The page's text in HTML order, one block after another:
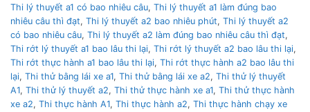
Thi lý thuyết a1 có bao nhiêu câu, Thi lý thuyết a1 làm đúng bao
nhiêu câu thì đạt, Thi lý thuyết a2 bao nhiêu phút, Thi lý thuyết a2
có bao nhiêu câu, Thi lý thuyết a2 làm đúng bao nhiêu câu thì đạt,
Thi rớt lý thuyết a1 bao lâu thi lại, Thi rớt lý thuyết a2 bao lâu thi lại,
Thi rớt thực hành a1 bao lâu thi lại, Thi rớt thực hành a2 bao lâu thi
lại, Thi thử bằng lái xe a1, Thi thử bằng lái xe a2, Thi thử lý thuyết
A1, Thi thử lý thuyết a2, Thi thử thực hành xe a1, Thi thử thực hành
xe a2, Thi thực hành A1, Thi thực hành a2, Thi thực hành chạy xe